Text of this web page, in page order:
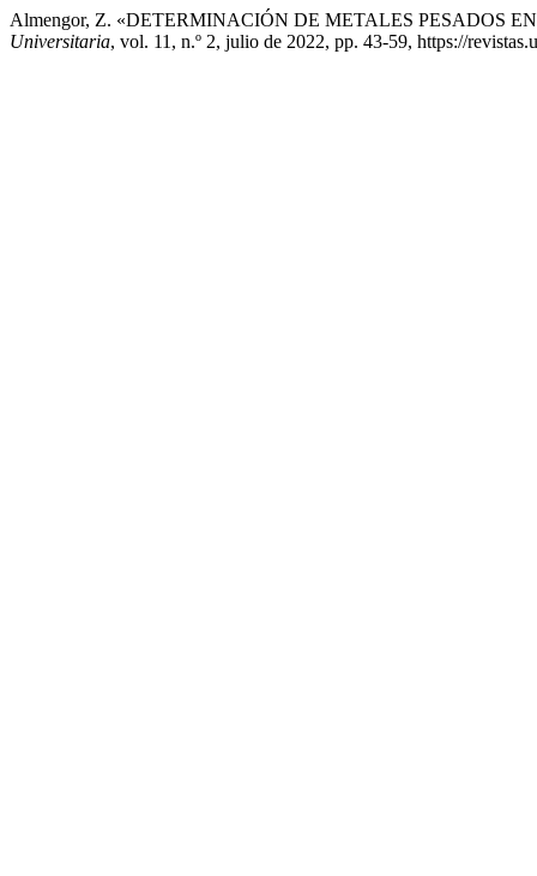
Almengor, Z. «DETERMINACIÓN DE METALES PESADOS
Universitaria, vol. 11, n.º 2, julio de 2022, pp. 43-59, https://